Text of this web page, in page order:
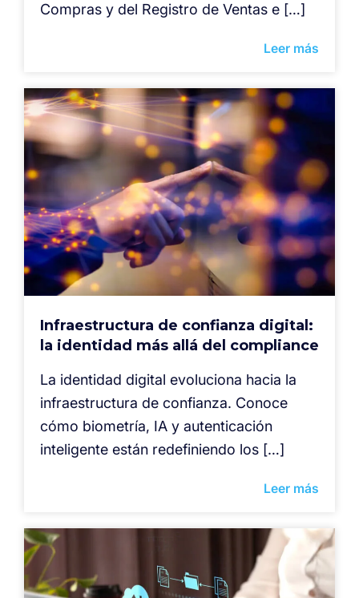
Compras y del Registro de Ventas e […]
Leer más
Infraestructura de confianza digital:
la identidad más allá del compliance
La identidad digital evoluciona hacia la
infraestructura de confianza. Conoce
cómo biometría, IA y autenticación
inteligente están redefiniendo los […]
Leer más